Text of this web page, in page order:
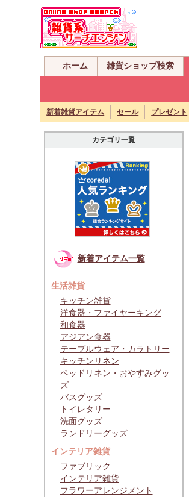
ホーム 雑貨ショップ検索
新着雑貨アイテム セール プレゼント
カテゴリ一覧
新着アイテム一覧
生活雑貨
キッチン雑貨
洋食器・ファイヤーキング
和食器
アジアン食器
テーブルウェア・カラトリー
キッチンリネン
ベッドリネン・おやすみグッ
ズ
バスグッズ
トイレタリー
洗面グッズ
ランドリーグッズ
インテリア雑貨
ファブリック
インテリア雑貨
フラワーアレンジメント